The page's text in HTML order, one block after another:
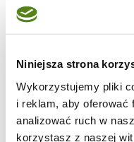
Niniejsza strona
Wykorzystujemy pliki
i reklam, aby oferować
analizować ruch w
korzystasz z naszej
200 ml oleju
120 g
1 łyżeczka
świeżo starta
Lukier cytrynowy